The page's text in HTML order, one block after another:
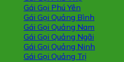
Gái Gọi Phú Yên
Gái Gọi Quảng Bình
Gái Gọi Quảng Nam
Gái Gọi Quảng Ngãi
Gái Gọi Quảng Ninh
Gái Gọi Quảng Trị